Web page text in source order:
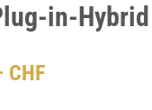
in-
CHF